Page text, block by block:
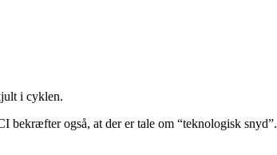
i cyklen.
bekræfter også, at der er tale om “teknologisk snyd”.